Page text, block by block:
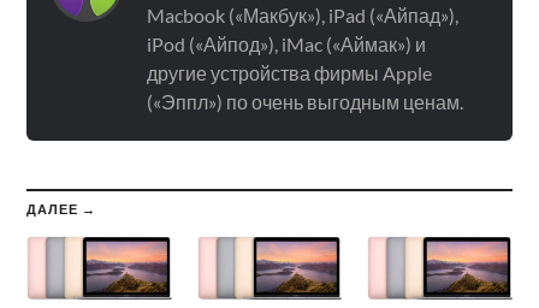
Macbook («Макбук»), iPad («Айпад»),
iPod («Айпод»), iMac («Аймак») и
другие устройства фирмы Apple
(«Эппл») по очень выгодным ценам.
ДАЛЕЕ →